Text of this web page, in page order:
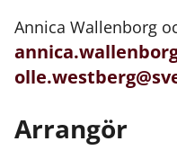
Annica Wallenborg
Arrangör